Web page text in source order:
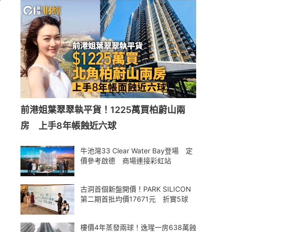
前港姐葉翠翠執平貨！1225萬買柏蔚山兩
房 上手8年帳蝕近六球
牛池灣33 Clear Water Bay登場 定
價參考啟德 商場連接彩虹站
古洞首個新盤開價！PARK SILICON
第二期首批均價17671元 折實5球
樓價4年蒸發兩球！逸瑆一房638萬蝕